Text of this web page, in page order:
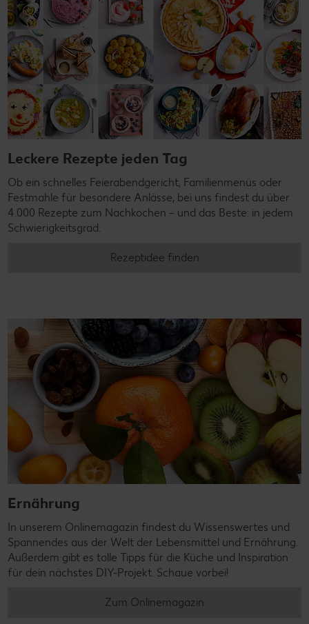
Leckere Rezepte jeden Tag
Ob ein schnelles Feierabendgericht, Familienmenüs oder
Festmahle für besondere Anlässe, bei uns findest du über
4.000 Rezepte zum Nachkochen – und das Beste: in jedem
Schwierigkeitsgrad.
Rezeptidee finden
Ernährung
In unserem Onlinemagazin findest du Wissenswertes und
Spannendes aus der Welt der Lebensmittel und Ernährung.
Außerdem gibt es tolle Tipps für die Küche und Inspiration
für dein nächstes DIY-Projekt. Schaue vorbei!
Zum Onlinemagazin